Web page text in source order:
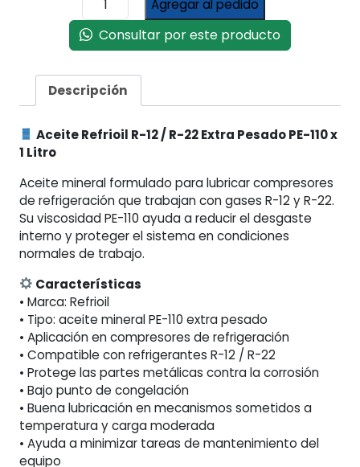
Refrioil
R-
12
R-
22
Pesado
x
1
Litro
cantidad
Agregar al pedido
Consultar por este producto
Descripción
Aceite Refrioil R-12 / R-22 Extra Pesado PE-110 x
1 Litro
Aceite mineral formulado para lubricar compresores
de refrigeración que trabajan con gases R-12 y R-22.
Su viscosidad PE-110 ayuda a reducir el desgaste
interno y proteger el sistema en condiciones
normales de trabajo.
Características
• Marca: Refrioil
• Tipo: aceite mineral PE-110 extra pesado
• Aplicación en compresores de refrigeración
• Compatible con refrigerantes R-12 / R-22
• Protege las partes metálicas contra la corrosión
• Bajo punto de congelación
• Buena lubricación en mecanismos sometidos a
temperatura y carga moderada
• Ayuda a minimizar tareas de mantenimiento del
equipo